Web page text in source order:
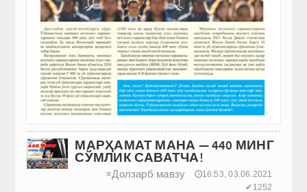
МАРҲАМАТ МАНА — 440 МИНГ
СЎМЛИК САВАТЧА!
≡Долзарб мавзу
🕔16:53, 03.06.2021
✔1252